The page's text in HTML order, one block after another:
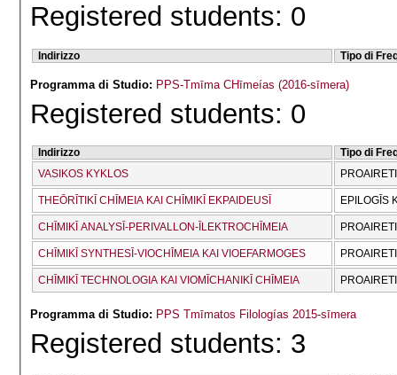
Registered students: 0
Indirizzo Tipo di
Programma di Studio: PPS-Tmīma CΗīmeías (2016-sīmera)
Registered students: 0
Indirizzo
Tipo di
VASIKOS KYKLOS
THEŌRĪTIKĪ CΗĪMEIA KAI CΗĪMIKĪ EKPAIDEUSĪ EPILOGĪS
CΗĪMIKĪ ANALYSĪ-PERIVALLON-ĪLEKTROCΗĪMEIA
CΗĪMIKĪ SYNTHESĪ-VIOCΗĪMEIA KAI VIOEFARMOGES
CΗĪMIKĪ TECΗNOLOGIA KAI VIOMĪCΗANIKĪ CΗĪMEIA
Programma di Studio: PPS Tmīmatos Filologías 2015-sīmera
Registered students: 3